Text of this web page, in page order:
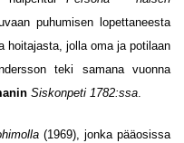
puhumisen lopettaneesta
hoitajasta, jolla oma ja potilaan
teki samana vuonna
Siskonpeti 1782:ssa.
(1969), jonka pääosissa